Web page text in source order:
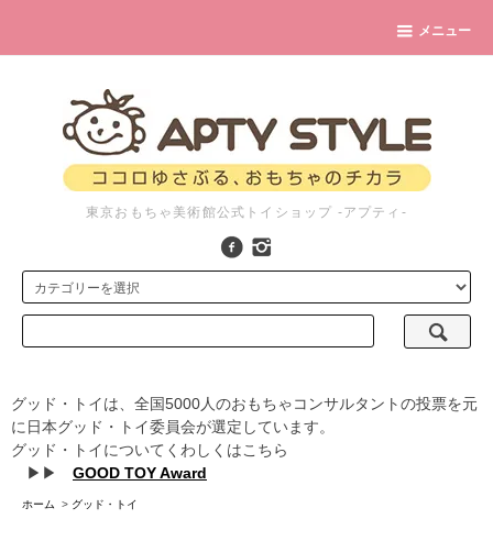
メニュー
東京おもちゃ美術館公式トイショップ -アプティ-
グッド・トイは、全国5000人のおもちゃコンサルタントの投票を元
に日本グッド・トイ委員会が選定しています。
グッド・トイについてくわしくはこちら
▶▶ GOOD TOY Award
ホーム > グッド・トイ